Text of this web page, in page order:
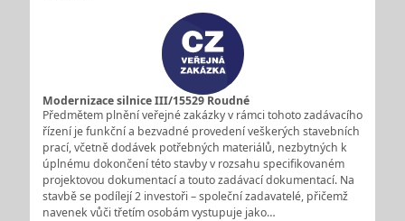
Modernizace silnice III/15529 Roudné
Předmětem plnění veřejné zakázky v rámci tohoto zadávacího
řízení je funkční a bezvadné provedení veškerých stavebních
prací, včetně dodávek potřebných materiálů, nezbytných k
úplnému dokončení této stavby v rozsahu specifikovaném
projektovou dokumentací a touto zadávací dokumentací. Na
stavbě se podílejí 2 investoři – společní zadavatelé, přičemž
navenek vůči třetím osobám vystupuje jako…